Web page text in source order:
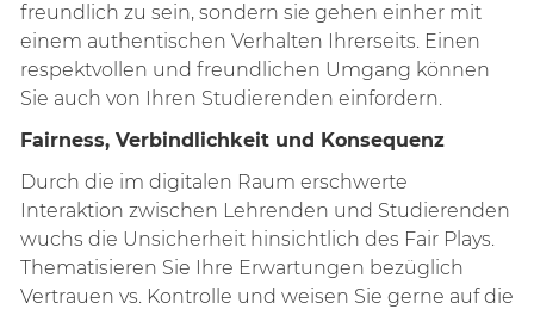
freundlich zu sein, sondern sie gehen einher mit
einem authentischen Verhalten Ihrerseits. Einen
respektvollen und freundlichen Umgang können
Sie auch von Ihren Studierenden einfordern.
Fairness, Verbindlichkeit und Konsequenz
Durch die im digitalen Raum erschwerte
Interaktion zwischen Lehrenden und Studierenden
wuchs die Unsicherheit hinsichtlich des Fair Plays.
Thematisieren Sie Ihre Erwartungen bezüglich
Vertrauen vs. Kontrolle und weisen Sie gerne auf die